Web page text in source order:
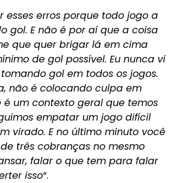
esses erros porque todo jogo a
gol. E não é por aí que a coisa
que quer brigar lá em cima
de gol possível. Eu nunca vi
gol em todos os jogos.
não é colocando culpa em
é um contexto geral que temos
empatar um jogo difícil
virado. E no último minuto você
três cobranças no mesmo
falar o que tem para falar
isso“.